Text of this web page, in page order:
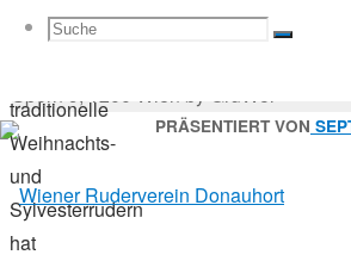
Suche
Suchen
Suche
traditionelle
Weihnachts-
und
Sylvesterrudern
hat
nach:
Sporn 9, 1200 Wien by GruWol
PRÄSENTIERT VON
Zurück
oben